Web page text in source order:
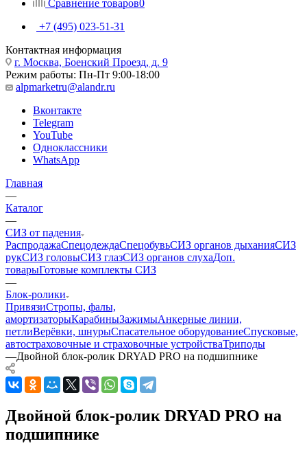
Сравнение товаров0
+7 (495) 023-51-31
Контактная информация
г. Москва, Боенский Проезд, д. 9
Режим работы: Пн-Пт 9:00-18:00
alpmarketru@alandr.ru
Вконтакте
Telegram
YouTube
Одноклассники
WhatsApp
Главная
—
Каталог
—
СИЗ от падения
РаспродажаСпецодеждаСпецобувьСИЗ органов дыханияСИЗ
рукСИЗ головыСИЗ глазСИЗ органов слухаДоп.
товарыГотовые комплекты СИЗ
—
Блок-ролики
ПривязиСтропы, фалы,
амортизаторыКарабиныЗажимыАнкерные линии,
петлиВерёвки, шнурыСпасательное оборудованиеСпусковые,
автостраховочные и страховочные устройстваТриподы
—Двойной блок-ролик DRYAD PRO на подшипнике
Двойной блок-ролик DRYAD PRO на
подшипнике